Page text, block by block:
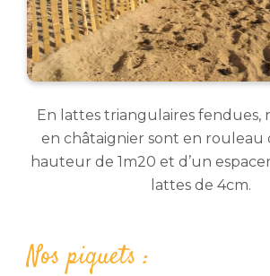
En lattes triangulaires fendues,
en châtaignier sont en rouleau
hauteur de 1m20 et d’un
lattes de 4cm.
Nos piquets :